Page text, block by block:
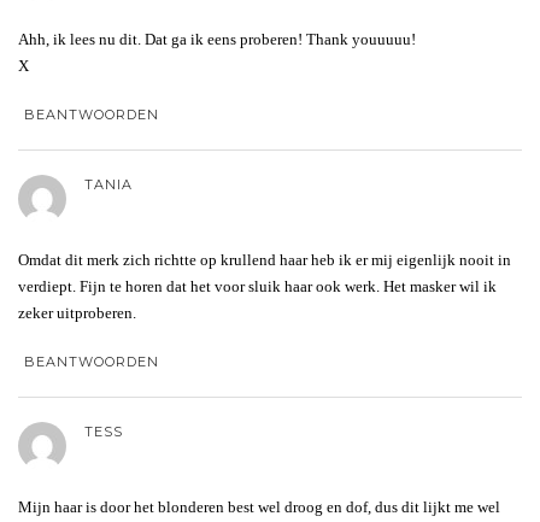
Ahh, ik lees nu dit. Dat ga ik eens proberen! Thank youuuuu!
X
BEANTWOORDEN
TANIA
Omdat dit merk zich richtte op krullend haar heb ik er mij eigenlijk nooit in
verdiept. Fijn te horen dat het voor sluik haar ook werk. Het masker wil ik
zeker uitproberen.
BEANTWOORDEN
TESS
Mijn haar is door het blonderen best wel droog en dof, dus dit lijkt me wel